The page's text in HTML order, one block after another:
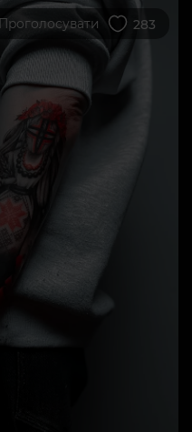
Проголосувати 283